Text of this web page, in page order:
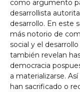
como argumento
desarrollista
desarrollo. En este
más notorio de
social y el
también revelan
democracia
a materializarse.
han sacrificado o